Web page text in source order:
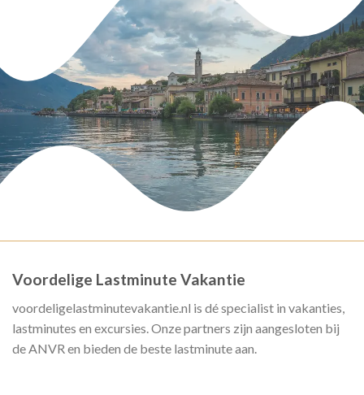
Voordelige Lastminute Vakantie
voordeligelastminutevakantie.nl is dé specialist in vakanties,
lastminutes en excursies. Onze partners zijn aangesloten bij
de ANVR en bieden de beste lastminute aan.